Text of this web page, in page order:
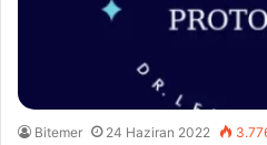
Bitemer 24 Haziran 2022